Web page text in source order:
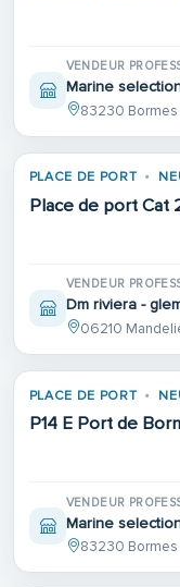
VENDEUR
Marine
83230
PLACE DE PORT
Place de port Cat
VENDEUR
Dm riviera -
06210
PLACE DE PORT
P14 E Port de
VENDEUR
Marine
83230